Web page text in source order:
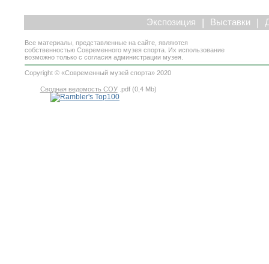
Экспозиция | Выставки |
Все материалы, представленные на сайте, являются
собственностью Современного музея спорта. Их использование
возможно только с согласия администрации музея.
Copyright © «Современный музей спорта» 2020
Сводная ведомость СОУ.pdf (0,4 Mb)